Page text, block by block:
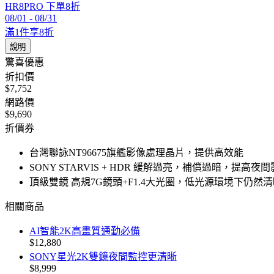
HR8PRO 下單8折
08/01 - 08/31
滿1件享8折
說明
驚喜優惠
折扣價
$7,752
網路價
$9,690
折價券
台灣聯詠NT96675旗艦影像處理晶片，提供高效能
SONY STARVIS + HDR 緩解過亮，補償過暗，提高夜
頂級雙鏡 高規7G鏡頭+F1.4大光圈，低光源環境下仍然清
相關商品
AI智能2K高畫質通勤必備
$12,880
SONY星光2K雙鏡夜間監控更清晰
$8,999